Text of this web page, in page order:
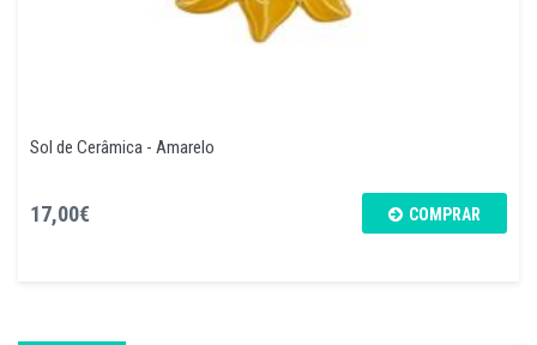
Sol de Cerâmica - Amarelo
17,00€ COMPRAR